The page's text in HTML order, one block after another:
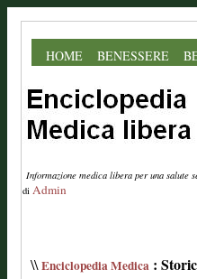
HOME BENESSERE
Informazione medica libera per una salute
di Admin
\\Enciclopedia Medica :